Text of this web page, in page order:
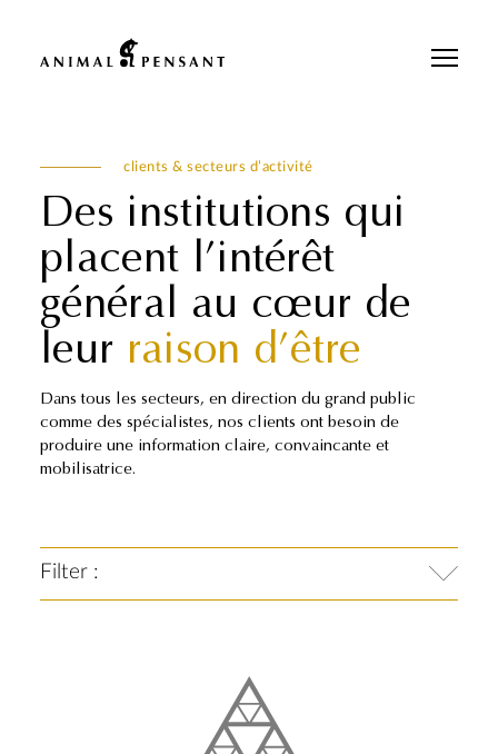
clients & secteurs d’activité
Des institutions qui
placent l’intérêt
général au cœur de
leur raison d’être
Dans tous les secteurs, en direction du grand public
comme des spécialistes, nos clients ont besoin de
produire une information claire, convaincante et
mobilisatrice.
Filter :